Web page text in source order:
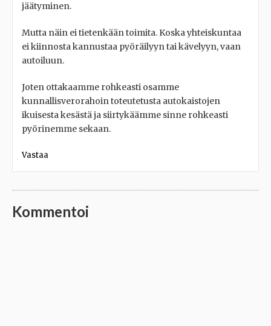
jäätyminen.
Mutta näin ei tietenkään toimita. Koska yhteiskuntaa
ei kiinnosta kannustaa pyöräilyyn tai kävelyyn, vaan
autoiluun.
Joten ottakaamme rohkeasti osamme
kunnallisverorahoin toteutetusta autokaistojen
ikuisesta kesästä ja siirtykäämme sinne rohkeasti
pyörinemme sekaan.
Vastaa
Kommentoi